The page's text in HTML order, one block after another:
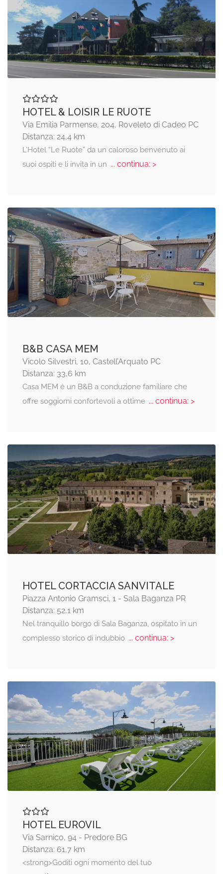
HOTEL & LOISIR LE RUOTE
Via Emilia Parmense, 204, Roveleto di Cadeo PC
Distanza: 24,4 km
L’Hotel “Le Ruote” da un caloroso benvenuto ai
suoi ospiti e li invita in un ... continua: >
B&B CASA MEM
Vicolo Silvestri, 10, Castell’Arquato PC
Distanza: 33,6 km
Casa MEM è un B&B a conduzione familiare che
offre soggiorni confortevoli a ottime... continua: >
HOTEL CORTACCIA SANVITALE
Piazza Antonio Gramsci, 1 - Sala Baganza PR
Distanza: 52,1 km
Nel tranquillo borgo di Sala Baganza, ospitato in un
complesso storico di indubbio... continua: >
HOTEL EUROVIL
Via Sarnico, 94 - Predore BG
Distanza: 61,7 km
<strong>Goditi ogni momento del tuo